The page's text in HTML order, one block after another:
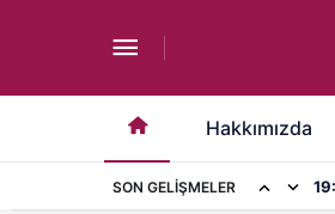
Hakkımızda
SON GELIŞMELER
21 Aralık’da yeni bir çağ